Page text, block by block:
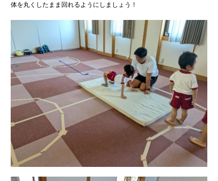
体を丸くしたまま回れるようにしましょう！